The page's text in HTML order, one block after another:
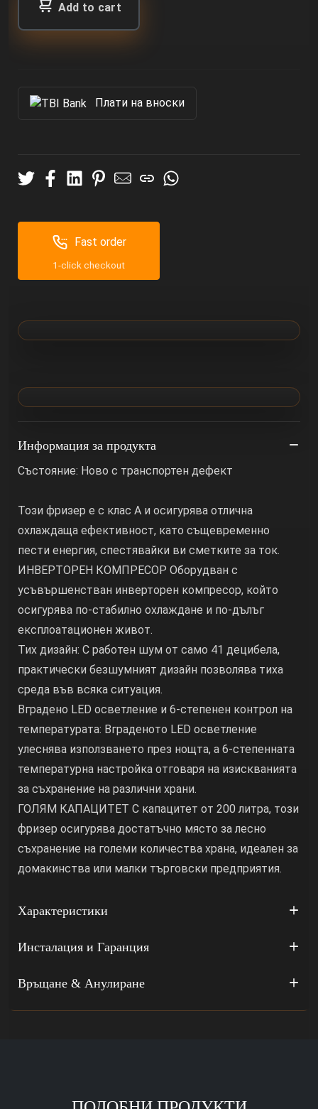
Add to cart
Πлати на вноски
Fast order
1-click checkout
Информация за продукта
Състояние: Ново с транспортен дефект
Този фризер е с клас А и осигурява отлична
охлаждаща ефективност, като същевременно
пести енергия, спестявайки ви сметките за ток.
ИНВЕРТОРЕН КОМПРЕСОР Оборудван с
усъвършенстван инверторен компресор, който
осигурява по-стабилно охлаждане и по-дълъг
експлоатационен живот.
Тих дизайн: С работен шум от само 41 децибела,
практически безшумният дизайн позволява тиха
среда във всяка ситуация.
Вградено LED осветление и 6-степенен контрол на
температурата: Вграденото LED осветление
улеснява използването през нощта, а 6-степенната
температурна настройка отговаря на изискванията
за съхранение на различни храни.
ГОЛЯМ КАПАЦИТЕТ С капацитет от 200 литра, този
фризер осигурява достатъчно място за лесно
съхранение на големи количества храна, идеален за
домакинства или малки търговски предприятия.
Характеристики
Инсталация и Гаранция
Връщане & Анулиране